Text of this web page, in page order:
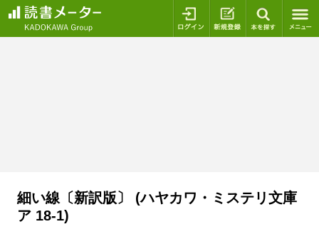
ログイン 新規登録
細い線〔新訳版〕 (ハヤカワ・ミステリ文庫
ア 18-1)